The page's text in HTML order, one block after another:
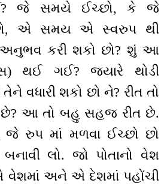
જે સમયે ઈચ્છો, કે જે
એ સમય એ સ્વરુપ થી
અનુભવ કરી શકો છો? શું આ
થઈ ગઈ? જ્યારે થોડી
વધારી શકો છો ને? રીત તો
આ તો બહુ સહજ રીત છે.
જે રુપ માં મળવા ઈચ્છો છો
લો. જો પોતાનો વેશ
વેશમાં અને એ દેશમાં પહોંચી